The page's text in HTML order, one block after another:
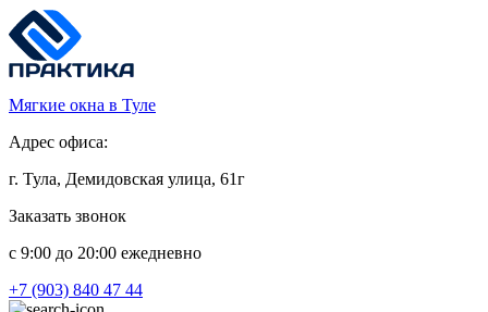
Мягкие окна в Туле
Адрес офиса:
г. Тула, Демидовская улица, 61г
Заказать звонок
c 9:00 до 20:00 ежедневно
+7 (903) 840 47 44